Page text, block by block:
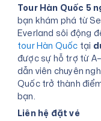
Tour Hàn Quốc 5
bạn khám phá từ
Everland sôi động
tour Hàn Quốc tại
được sự hỗ trợ từ
dẫn viên chuyên
Quốc trở thành
bạn.
Liên hệ đặt vé